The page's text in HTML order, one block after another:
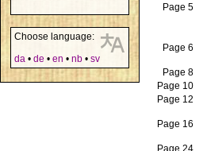
Choose language:
da • de • en • nb • sv
Page 5
Page 6
Page 8
Page 10
Page 12
Page 16
Page 24